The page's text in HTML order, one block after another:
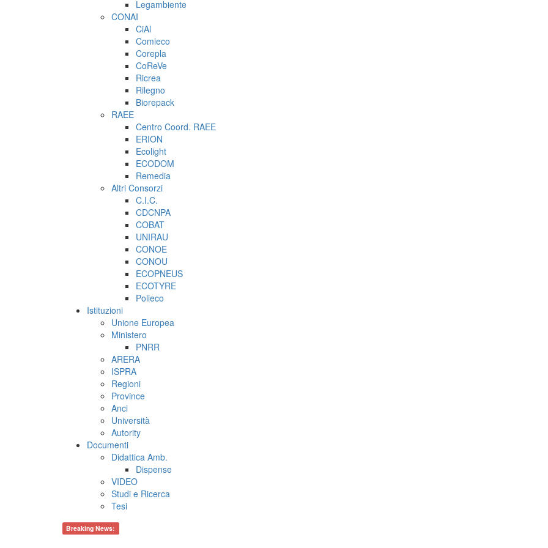
Legambiente
CONAI
CiAl
Comieco
Corepla
CoReVe
Ricrea
Rilegno
Biorepack
RAEE
Centro Coord. RAEE
ERION
Ecolight
ECODOM
Remedia
Altri Consorzi
C.I.C.
CDCNPA
COBAT
UNIRAU
CONOE
CONOU
ECOPNEUS
ECOTYRE
Polieco
Istituzioni
Unione Europea
Ministero
PNRR
ARERA
ISPRA
Regioni
Province
Anci
Università
Autority
Documenti
Didattica Amb.
Dispense
VIDEO
Studi e Ricerca
Tesi
Breaking News: